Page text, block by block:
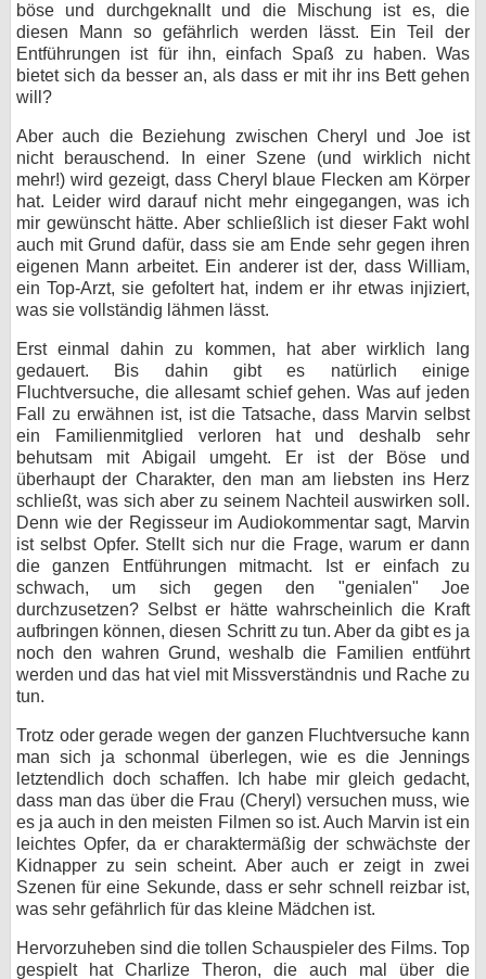
böse und durchgeknallt und die Mischung ist es, die
diesen Mann so gefährlich werden lässt. Ein Teil der
Entführungen ist für ihn, einfach Spaß zu haben. Was
bietet sich da besser an, als dass er mit ihr ins Bett gehen
will?
Aber auch die Beziehung zwischen Cheryl und Joe ist
nicht berauschend. In einer Szene (und wirklich nicht
mehr!) wird gezeigt, dass Cheryl blaue Flecken am Körper
hat. Leider wird darauf nicht mehr eingegangen, was ich
mir gewünscht hätte. Aber schließlich ist dieser Fakt wohl
auch mit Grund dafür, dass sie am Ende sehr gegen ihren
eigenen Mann arbeitet. Ein anderer ist der, dass William,
ein Top-Arzt, sie gefoltert hat, indem er ihr etwas injiziert,
was sie vollständig lähmen lässt.
Erst einmal dahin zu kommen, hat aber wirklich lang
gedauert. Bis dahin gibt es natürlich einige
Fluchtversuche, die allesamt schief gehen. Was auf jeden
Fall zu erwähnen ist, ist die Tatsache, dass Marvin selbst
ein Familienmitglied verloren hat und deshalb sehr
behutsam mit Abigail umgeht. Er ist der Böse und
überhaupt der Charakter, den man am liebsten ins Herz
schließt, was sich aber zu seinem Nachteil auswirken soll.
Denn wie der Regisseur im Audiokommentar sagt, Marvin
ist selbst Opfer. Stellt sich nur die Frage, warum er dann
die ganzen Entführungen mitmacht. Ist er einfach zu
schwach, um sich gegen den "genialen" Joe
durchzusetzen? Selbst er hätte wahrscheinlich die Kraft
aufbringen können, diesen Schritt zu tun. Aber da gibt es ja
noch den wahren Grund, weshalb die Familien entführt
werden und das hat viel mit Missverständnis und Rache zu
tun.
Trotz oder gerade wegen der ganzen Fluchtversuche kann
man sich ja schonmal überlegen, wie es die Jennings
letztendlich doch schaffen. Ich habe mir gleich gedacht,
dass man das über die Frau (Cheryl) versuchen muss, wie
es ja auch in den meisten Filmen so ist. Auch Marvin ist ein
leichtes Opfer, da er charaktermäßig der schwächste der
Kidnapper zu sein scheint. Aber auch er zeigt in zwei
Szenen für eine Sekunde, dass er sehr schnell reizbar ist,
was sehr gefährlich für das kleine Mädchen ist.
Hervorzuheben sind die tollen Schauspieler des Films. Top
gespielt hat Charlize Theron, die auch mal über die